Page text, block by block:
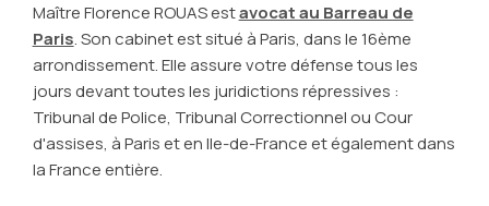
Maître Florence ROUAS estavocat au Barreau de
Paris. Son cabinet est situé à Paris, dans le 16ème
arrondissement. Elle assure votre défense tous les
jours devant toutes les juridictions répressives :
Tribunal de Police, Tribunal Correctionnel ou Cour
d'assises, à Paris et en Ile-de-France et également dans
la France entière.